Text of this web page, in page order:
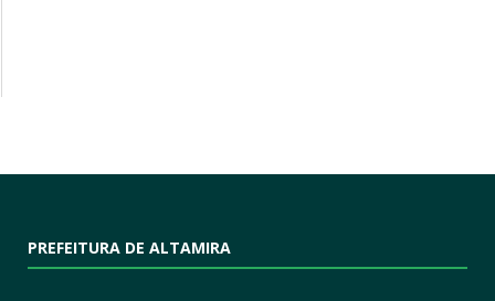
PREFEITURA DE ALTAMIRA